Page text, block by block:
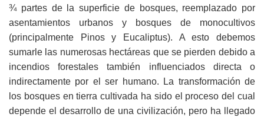
¾ partes de la superficie de bosques, reemplazado por
asentamientos urbanos y bosques de monocultivos
(principalmente Pinos y Eucaliptus). A esto debemos
sumarle las numerosas hectáreas que se pierden debido a
incendios forestales también influenciados directa o
indirectamente por el ser humano. La transformación de
los bosques en tierra cultivada ha sido el proceso del cual
depende el desarrollo de una civilización, pero ha llegado